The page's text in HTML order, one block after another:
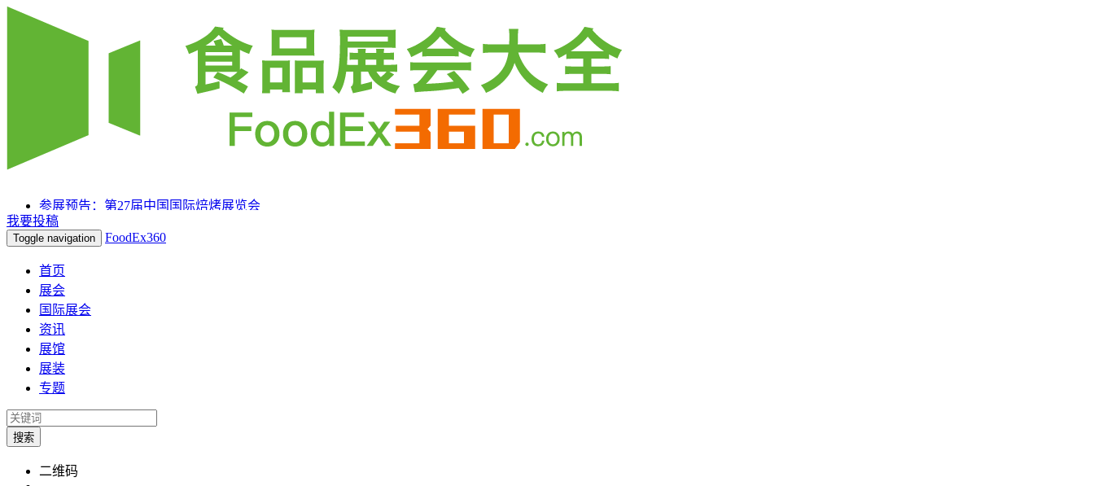
参展预告：第27届中国国际焙烤展览会
参展预告：SIAL 西雅国际食品和饮料展览会（上海）
参展预告：2025HOTELEX上海国际酒店及餐饮业博览会
我要投稿
Toggle navigation FoodEx360
首页
展会
国际展会
资讯
展馆
展装
专题
搜索
二维码